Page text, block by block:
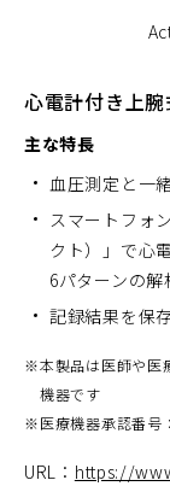
心電計付き上
主な特長
血圧測定と一
スマートフォ
クト）」で心
6パターンの
記録結果を保
※本製品は医師や医
機器です
※医療機器承認番号
URL： https://